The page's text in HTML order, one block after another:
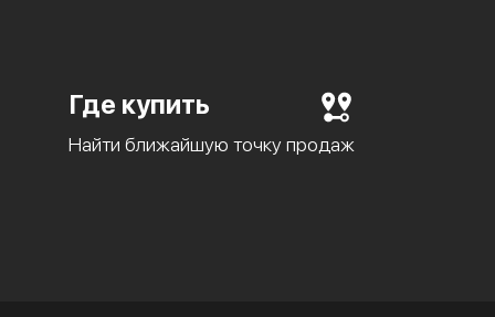
Где купить
Найти ближайшую точку продаж